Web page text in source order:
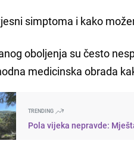
simptoma i kako
oboljenja su često
medicinska obrada
TRENDING
Pola vijeka nepravde: